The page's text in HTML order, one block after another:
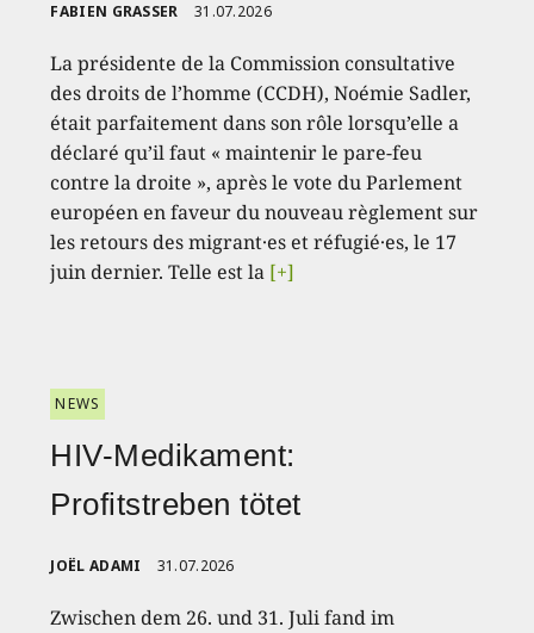
FABIEN GRASSER 31.07.2026
La présidente de la Commission consultative
des droits de l’homme (CCDH), Noémie Sadler,
était parfaitement dans son rôle lorsqu’elle a
déclaré qu’il faut « maintenir le pare-feu
contre la droite », après le vote du Parlement
européen en faveur du nouveau règlement sur
les retours des migrant·es et réfugié·es, le 17
juin dernier. Telle est la [+]
NEWS
HIV-Medikament:
Profitstreben tötet
JOËL ADAMI 31.07.2026
Zwischen dem 26. und 31. Juli fand im